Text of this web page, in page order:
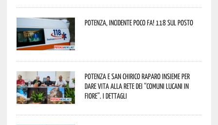
Potenza, incidente poco fa! 118 sul posto
Potenza e San Chirico Raparo insieme per
dare vita alla rete dei “Comuni Lucani in
Fiore”. I dettagli